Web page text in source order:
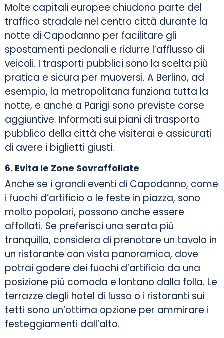
Molte capitali europee chiudono parte del
traffico stradale nel centro città durante la
notte di Capodanno per facilitare gli
spostamenti pedonali e ridurre l’afflusso di
veicoli. I trasporti pubblici sono la scelta più
pratica e sicura per muoversi. A Berlino, ad
esempio, la metropolitana funziona tutta la
notte, e anche a Parigi sono previste corse
aggiuntive. Informati sui piani di trasporto
pubblico della città che visiterai e assicurati
di avere i biglietti giusti.
6. Evita le Zone Sovraffollate
Anche se i grandi eventi di Capodanno, come
i fuochi d’artificio o le feste in piazza, sono
molto popolari, possono anche essere
affollati. Se preferisci una serata più
tranquilla, considera di prenotare un tavolo in
un ristorante con vista panoramica, dove
potrai godere dei fuochi d’artificio da una
posizione più comoda e lontano dalla folla. Le
terrazze degli hotel di lusso o i ristoranti sui
tetti sono un’ottima opzione per ammirare i
festeggiamenti dall’alto.